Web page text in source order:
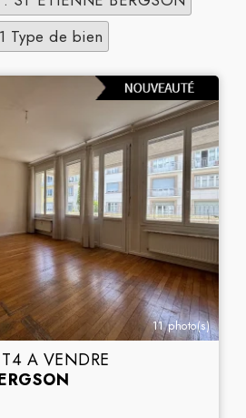
1 Type de bien
11 photo(s)
A VENDRE